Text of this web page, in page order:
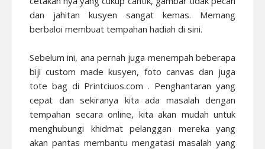
dan jahitan kusyen sangat kemas. Memang
berbaloi membuat tempahan hadiah di sini.
Sebelum ini, ana pernah juga menempah beberapa
biji custom made kusyen, foto canvas dan juga
tote bag di Printciuos.com . Penghantaran yang
cepat dan sekiranya kita ada masalah dengan
tempahan secara online, kita akan mudah untuk
menghubungi khidmat pelanggan mereka yang
akan pantas membantu mengatasi masalah yang